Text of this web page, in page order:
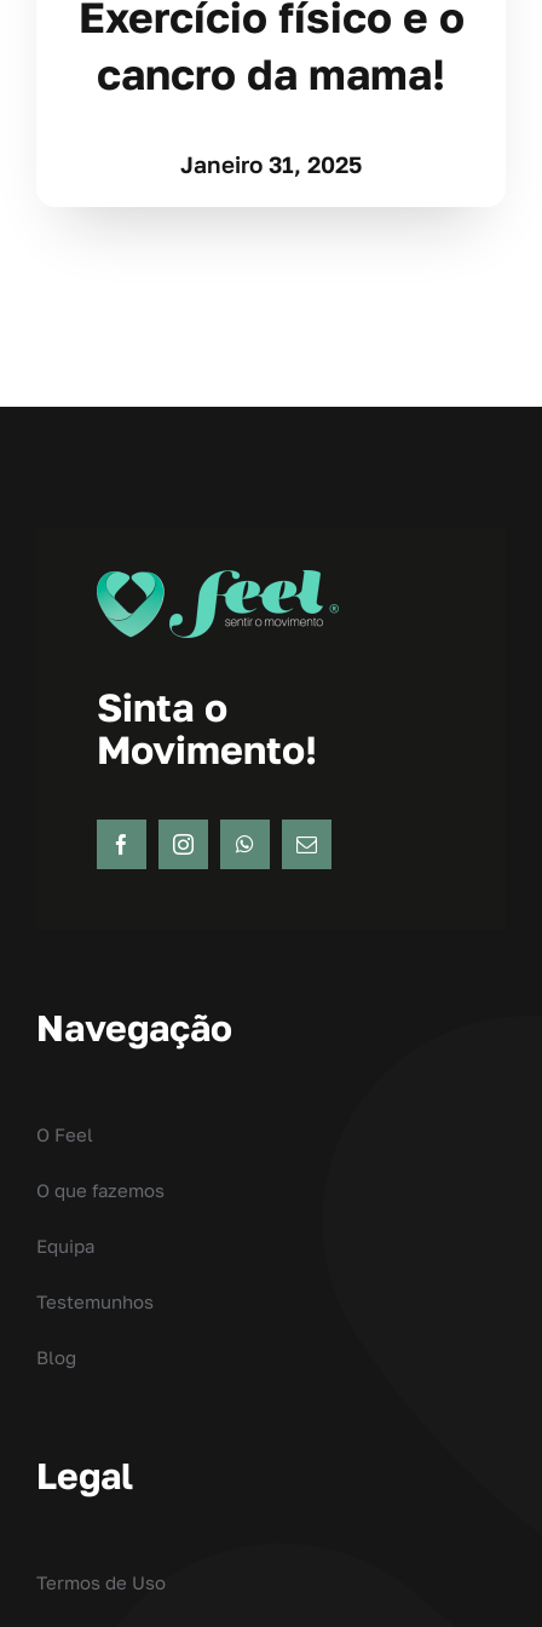
Exercício físico e o
cancro da mama!
Janeiro 31, 2025
Sinta o
Movimento!
Navegação
O Feel
O que fazemos
Equipa
Testemunhos
Blog
Legal
Termos de Uso